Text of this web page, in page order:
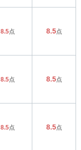
8.5点 8.5点
8.5点 8.5点
8.5点 8.5点